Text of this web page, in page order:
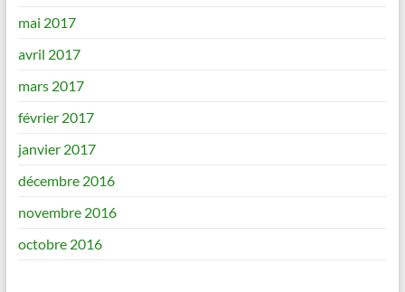
mai 2017
avril 2017
mars 2017
février 2017
janvier 2017
décembre 2016
novembre 2016
octobre 2016